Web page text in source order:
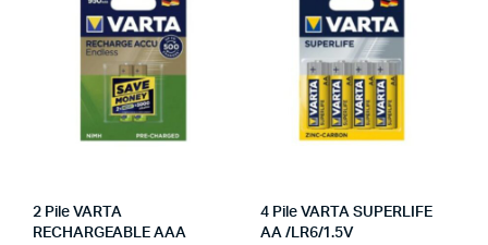
2 Pile VARTA
RECHARGEABLE AAA
4 Pile VARTA SUPERLIFE
AA /LR6/1.5V